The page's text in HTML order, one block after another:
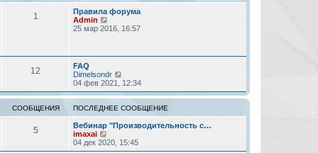
1
Правила форума
Admin
е
и
к
п
о
с
л
е
н
е
25 мар 2016, 16:57
12
FAQ
Dimelsondr
е
р
е
й
т
и
п
о
04 фев 2021, 12:34
СООБЩЕНИЯ ПОСЛЕДНЕЕ СООБЩЕНИЕ
5
Вебинар "Производительность с…
imaxai
е
р
04 дек 2020, 15:45